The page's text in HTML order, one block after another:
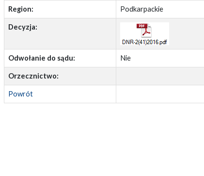
Region: Podkarpackie
Decyzja:
Odwołanie do sądu: Nie
Orzecznictwo:
Powrót